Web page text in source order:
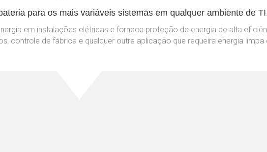
para os mais variáveis sistemas em qualquer ambiente de
em instalações elétricas e fornece proteção de energia de alta
controle de fábrica e qualquer outra aplicação que requeira energia limpa